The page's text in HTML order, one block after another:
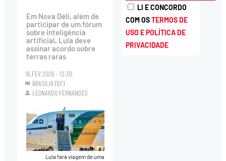
Em Nova Déli, além de
participar de um fórum
sobre inteligência
artificial, Lula deve
assinar acordo sobre
terras raras
16.FEV.2026 - 12:30
BRASÍLIA (DF)
LEONARDO FERNANDES
Lula fará viagem de uma
LI E CONCORDO
COM OSTERMOS DE
USO E POLÍTICA DE
PRIVACIDADE